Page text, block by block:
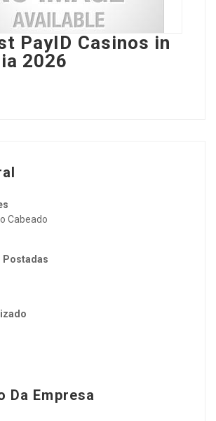
PayID Casinos in
2026
Cabeado
Postadas
Da Empresa